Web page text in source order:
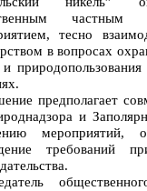
частным
тесно
в вопросах
природопользования
предполагает
и
мероприятий,
требований